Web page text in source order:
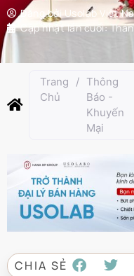
Đăng bởi Usolab Việt
Cập nhật lần cuối:
Trang
Chủ
/ Thông
Báo -
Khuyến
Mại
CHIA SẺ